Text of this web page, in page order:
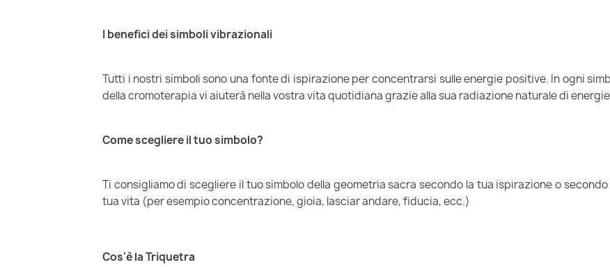
I benefici dei simboli vibrazionali
Tutti i nostri simboli sono una fonte di ispirazione per concentrarsi sulle energie positive. In ogni
della cromoterapia vi aiuterà nella vostra vita quotidiana grazie alla sua radiazione naturale di
Come scegliere il tuo simbolo?
Ti consigliamo di scegliere il tuo simbolo della geometria sacra secondo la tua ispirazione o
tua vita (per esempio concentrazione, gioia, lasciar andare, fiducia, ecc.)
Cos'è la Triquetra